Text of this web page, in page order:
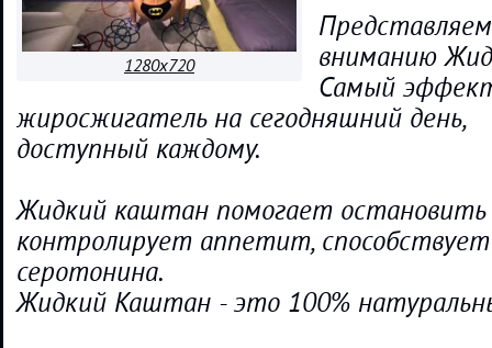
1280x720
вниманию
Самый
жиросжигатель на сегодняшний день,
доступный каждому.
Жидкий каштан помогает остановить
контролирует аппетит,
серотонина.
Жидкий Каштан - это 100%